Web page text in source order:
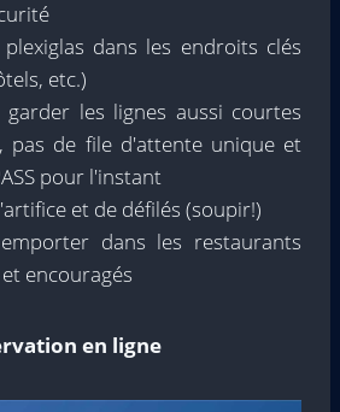
dans les endroits clés
etc.)
les lignes aussi courtes
pas de file d'attente unique et
pour l'instant
et de défilés (soupir!)
dans les restaurants
encouragés
en ligne